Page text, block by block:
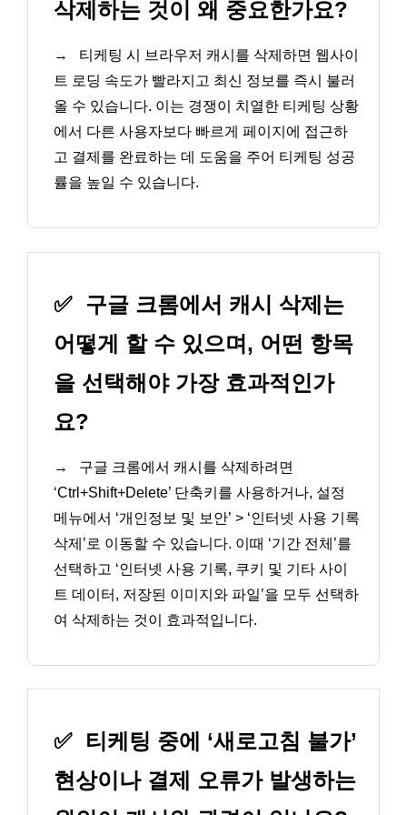
삭제하는 것이 왜 중요한가요?
→
티케팅 시 브라우저 캐시를 삭제하면 웹사이
트 로딩 속도가 빨라지고 최신 정보를 즉시 불러
올 수 있습니다. 이는 경쟁이 치열한 티케팅 상황
에서 다른 사용자보다 빠르게 페이지에 접근하
고 결제를 완료하는 데 도움을 주어 티케팅 성공
률을 높일 수 있습니다.
✅
구글 크롬에서 캐시 삭제는
어떻게 할 수 있으며, 어떤 항목
을 선택해야 가장 효과적인가
요?
→
구글 크롬에서 캐시를 삭제하려면
‘Ctrl+Shift+Delete’ 단축키를 사용하거나, 설정
메뉴에서 ‘개인정보 및 보안’ > ‘인터넷 사용 기록
삭제’로 이동할 수 있습니다. 이때 ‘기간 전체’를
선택하고 ‘인터넷 사용 기록, 쿠키 및 기타 사이
트 데이터, 저장된 이미지와 파일’을 모두 선택하
여 삭제하는 것이 효과적입니다.
✅
티케팅 중에 ‘새로고침 불가’
현상이나 결제 오류가 발생하는